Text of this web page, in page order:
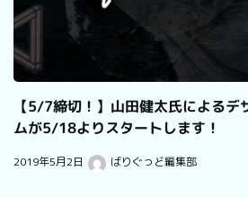
【5/7締切！】山田健太氏によるデ
ムが5/18よりスタートします！
2019年5月2日 ばりぐっど編集部